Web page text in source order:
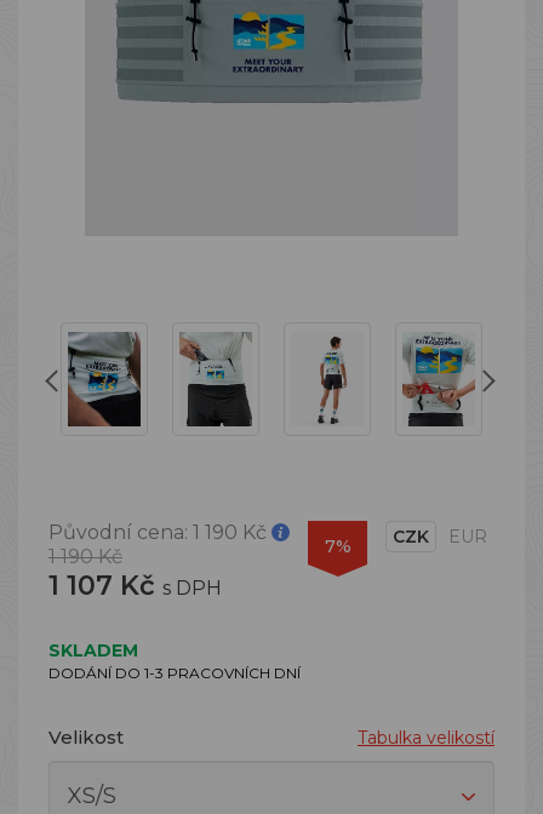
Původní cena: 1 190 Kč
1 190 Kč
1 107 Kč s DPH
7% CZK EUR
SKLADEM
DODÁNÍ DO 1-3 PRACOVNÍCH DNÍ
Velikost Tabulka velikostí